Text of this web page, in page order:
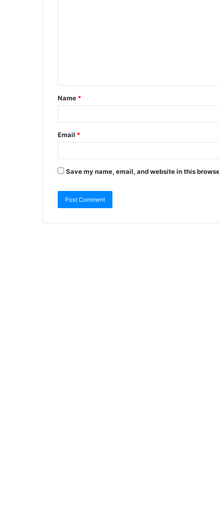
Name *
Email *
Save my name, email, and website in this